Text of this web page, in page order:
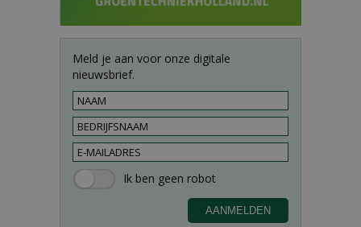
Meld je aan voor onze digitale
nieuwsbrief.